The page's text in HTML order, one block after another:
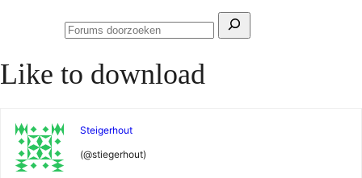
Zoeken
Forums
Like to download
Steigerhout
(@stiegerhout)